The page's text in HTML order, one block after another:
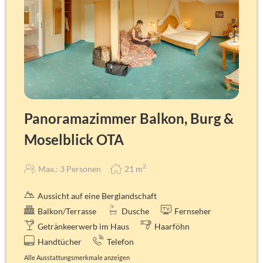
Panoramazimmer Balkon, Burg &
Moselblick OTA
Max.: 3 Personen 21 m2
Aussicht auf eine Berglandschaft
Balkon/Terrasse
Dusche
Fernseher
Getränkeerwerb im Haus
Haarföhn
Handtücher
Telefon
Alle Ausstattungsmerkmale anzeigen